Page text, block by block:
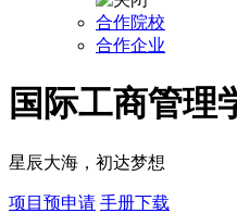
合作院校
合作企业
国际工商管理
星辰大海，初达梦想
项目预申请 手册下载